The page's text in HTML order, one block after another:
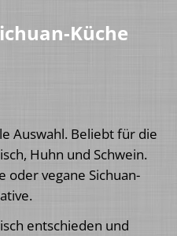
Küche
Auswahl. Beliebt für die
Huhn und Schwein.
oder vegane Sichuan-
entschieden und